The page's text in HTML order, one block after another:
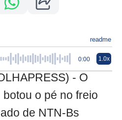
readme
0:00 1.0x
- O
o pé no freio
de NTN-Bs